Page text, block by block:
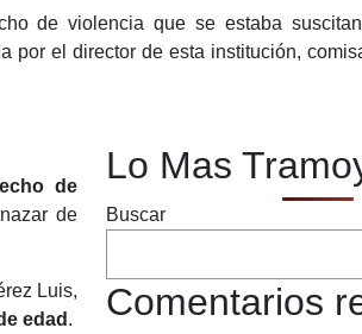
de violencia que se estaba
por el director de esta institución,
de
de
Luis,
edad .
Lo Mas
Buscar
Comentarios